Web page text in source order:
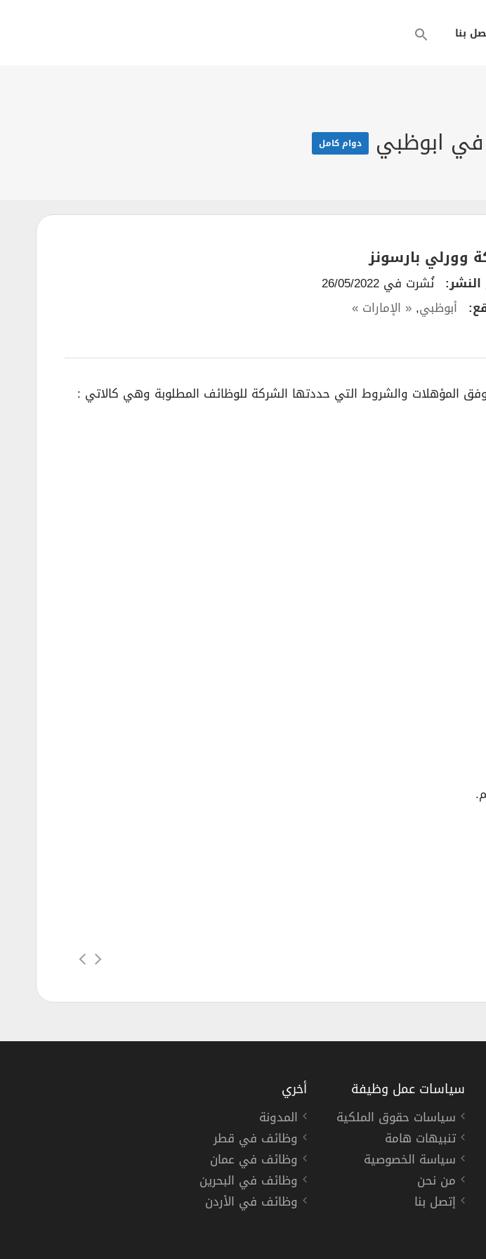
بنا
دوام كامل
وورلي بارسونز
النشر: نُشرت في 26/05/2022
أبوظبي,« الإمارات »
وظائف شركة الامارات لتموين الطائرات في دبي لعدة تخصصات
الامارات لتموين الطائرات
« الإمارات »
سياسات عمل وظيفة
سياسات حقوق الملكية
تنبيهات هامة
سياسة الخصوصية
من نحن
إتصل بنا
أخري
المدونة
وظائف في قطر
وظائف في عمان
وظائف في البحرين
وظائف في الأردن